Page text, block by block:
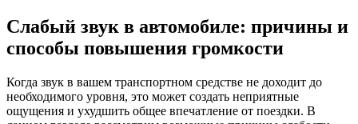
Слабый звук в автомобиле: причины и
способы повышения громкости
Когда звук в вашем транспортном средстве не доходит до
необходимого уровня, это может создать неприятные
ощущения и ухудшить общее впечатление от поездки. В